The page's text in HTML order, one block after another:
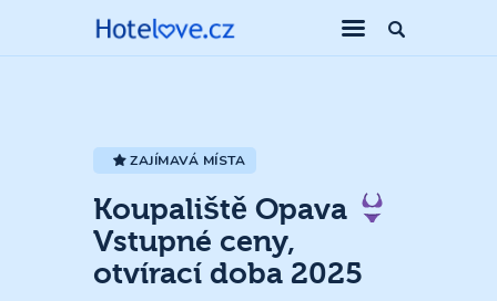
ZAJÍMAVÁ MÍSTA
Koupaliště Opava
Vstupné ceny,
otvírací doba 2025